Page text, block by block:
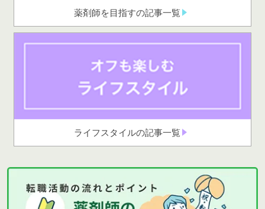
薬剤師を目指すの記事一覧
ライフスタイルの記事一覧